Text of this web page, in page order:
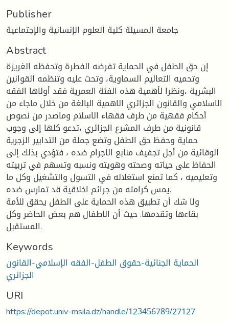
Publisher
جامعة المسيلة كلية العلوم الإنسانية والإجتماعية
Abstract
إن حق الطفل في الحماية تفرضه الفطرة وتحفظه الغريزة
وتحميه التعاليم السماوية، وتحث عليه وتنظمه القوانين
البشرية ،ونظرا لأهمية هذه الفئة العمرية فقد أولاها الفقه
الاسلامي والقانون الجزائري الاهمية البالغة من خلال ماجاء من
أحكام فقهية من طرف فقهاء الاسلام وماصدر من نصوص
قانونية من طرف المشرع الجزائري ،تدعو كلها إلى وجوب
حماية وحفظ حق الطفل وتضع جملة من التدابير الزجرية
الوقائية من أجل تجفيف منابع الاجرام ضده ، فتؤدي بذلك إلى
الحفاظ على حياته وصحته وهويته ونسبه وتسهم في تربيته
وتعليميه ، كما تمنع استغلاله في التسول والتشغيل وكل ما
يمس كرامته من جرائم اخلاقية قد تمارس ضده.
ولا شك أن تطبيق هذه الحماية على الطفل يحقق للأمة
بقاءها وتقدمها. حيث أن الاطفال هم بعض الحاضر وكل
المستقبل.
Keywords
الحماية الجنائية-حقوق الطفل-الفقه الإسلامي-القانون
الجزائري
URI
https://depot.univ-msila.dz/handle/123456789/27127